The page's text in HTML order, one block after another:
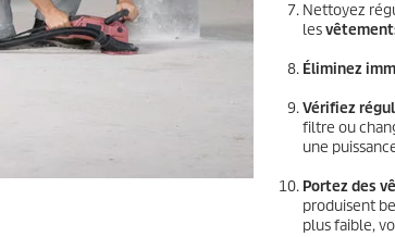
Nettoyez
les
Éliminez
Vérifiez
filtre ou
une
Portez des
produisent
plus faible,